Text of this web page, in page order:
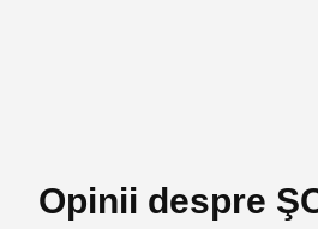
Opinii despre